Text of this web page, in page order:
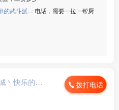
的武斗派...: 电话，需要一拉一帮厨
快乐的心... 拨打电话